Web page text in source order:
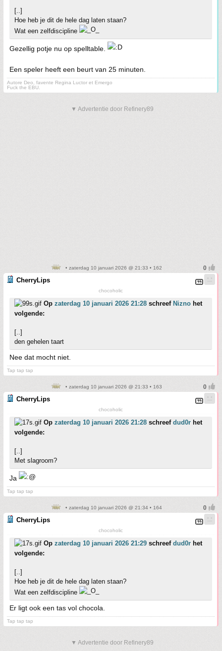
[..]
Hoe heb je dit de hele dag laten staan?
Wat een zelfdiscipline
Gezellig potje nu op spelltable.
Een speler heeft een beurt van 25 minuten.
Autore Deo, favente Regina Luctor et Emergo
Fuck the EBU.
▼ Advertentie door Refinery89
• zaterdag 10 januari 2026 @ 21:33 • 162
CherryLips
chocoholic
Op zaterdag 10 januari 2026 21:28 schreef Nizno het
volgende:
[..]
den gehelen taart
Nee dat mocht niet.
Tap tap tap
• zaterdag 10 januari 2026 @ 21:33 • 163
CherryLips
chocoholic
Op zaterdag 10 januari 2026 21:28 schreef dud0r het
volgende:
[..]
Met slagroom?
Ja
Tap tap tap
• zaterdag 10 januari 2026 @ 21:34 • 164
CherryLips
chocoholic
Op zaterdag 10 januari 2026 21:29 schreef dud0r het
volgende:
[..]
Hoe heb je dit de hele dag laten staan?
Wat een zelfdiscipline
Er ligt ook een tas vol chocola.
Tap tap tap
▼ Advertentie door Refinery89